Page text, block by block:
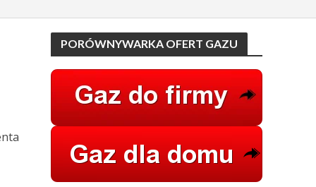
PORÓWNYWARKA OFERT GAZU